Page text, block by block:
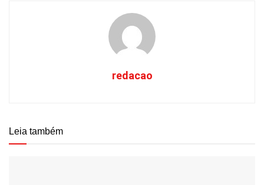
redacao
Leia também